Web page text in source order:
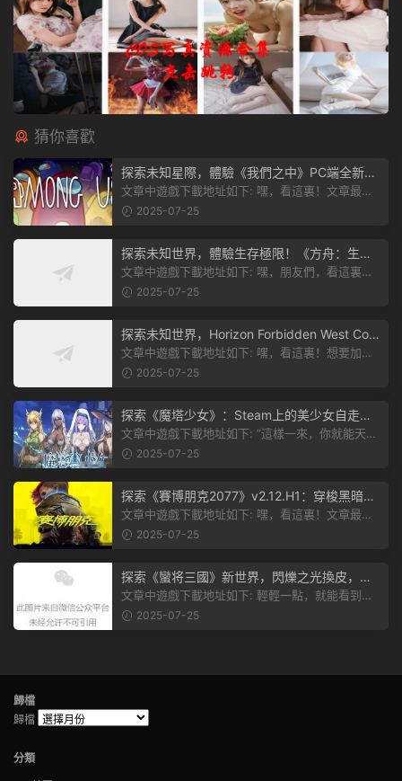
猜你喜歡
探索未知星際，體驗《我們之中》PC端全新版
本
文章中遊戲下載地址如下: 嘿，看這裏！文章最後
有個圖片，點一下就能加入我們遊...
2025-07-25
探索未知世界，體驗生存極限！《方舟：生存
飛升》v38.9中文版全新升級！
文章中遊戲下載地址如下: 嘿，朋友們，看這裏！
《方舟：生存飛升》這個遊戲超火...
2025-07-25
探索未知世界，Horizon Forbidden West Com
plete Edition正式發布！
文章中遊戲下載地址如下: 嘿，看這裏！想要加入
遊戲資源分享群，就點文章最後那...
2025-07-25
探索《魔塔少女》：Steam上的美少女自走
棋，戰鬥與策略的雙重盛宴！
文章中遊戲下載地址如下: “這樣一來，你就能天天
2025-07-25
探索《賽博朋克2077》v2.12.H1：穿梭黑暗都
市，感受未來世界的震撼
文章中遊戲下載地址如下: 嘿，看這裏！文章最後
有個圖片，點一下就能加入我們的...
2025-07-25
探索《蠻将三國》新世界，閃爍之光換皮，共
赴手遊盛宴！
文章中遊戲下載地址如下: 輕輕一點，就能看到原
文。 滑動一下屏幕，就能看到...
2025-07-25
歸檔
歸檔
分類